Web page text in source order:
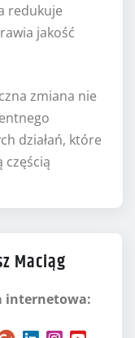
redukuje
jakość
zmiana nie
działań, które
częścią
Maciąg
internetowa: